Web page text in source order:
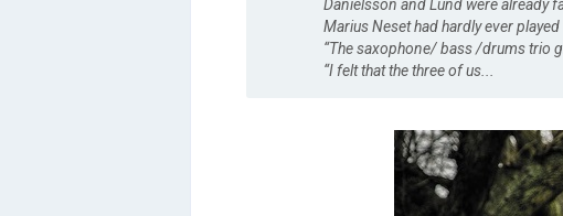
Danielsson and Lund were already
Marius Neset had hardly ever
“The saxophone/ bass /drums trio
“I felt that the three of us...